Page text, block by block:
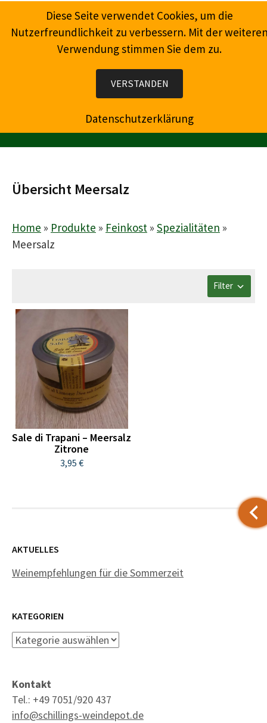
Inhalt
Wein, Champagner, Prosecco, Feinkost, Präsente
Übersicht Meersalz
Home » Produkte » Feinkost » Spezialitäten »
Meersalz
Filter
Sale di Trapani – Meersalz
Zitrone
3,95 €
AKTUELLES
Weinempfehlungen für die Sommerzeit
KATEGORIEN
Kategorien
Kontakt
Tel.: +49 7051/920 437
info@schillings-weindepot.de
Diese Seite verwendet Cookies, um die
Nutzerfreundlichkeit zu verbessern. Mit der
Verwendung stimmen Sie dem zu.
VERSTANDEN
Datenschutzerklärung